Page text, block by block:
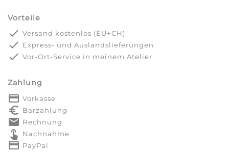
Vorteile
done Versand kostenlos (EU+CH)
done Express- und Auslandslieferungen
done Vor-Ort-Service in meinem Atelier
Zahlung
payment Vorkasse
euro_symbol Barzahlung
markunread Rechnung
touch_app Nachnahme
credit_card PayPal